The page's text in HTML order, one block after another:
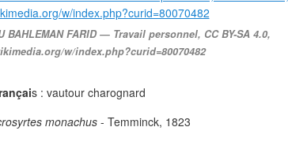
BAHLEMAN FARID — Travail personnel, CC BY-SA 4.0,
w/index.php?curid=80070482
s : vautour charognard
monachus- Temminck, 1823